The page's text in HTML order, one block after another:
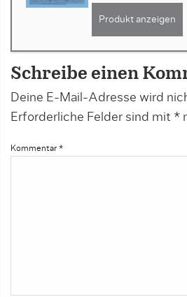
Produkt anzeigen
Schreibe einen
Deine E-Mail-Adresse wird
Erforderliche Felder sind mit *
Kommentar *